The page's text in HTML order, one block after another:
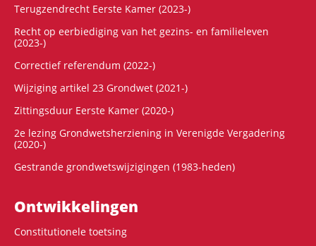
Terugzendrecht Eerste Kamer (2023-)
Recht op eerbiediging van het gezins- en familieleven
(2023-)
Correctief referendum (2022-)
Wijziging artikel 23 Grondwet (2021-)
Zittingsduur Eerste Kamer (2020-)
2e lezing Grondwetsherziening in Verenigde Vergadering
(2020-)
Gestrande grondwetswijzigingen (1983-heden)
Ontwikke­lingen
Constitutionele toetsing